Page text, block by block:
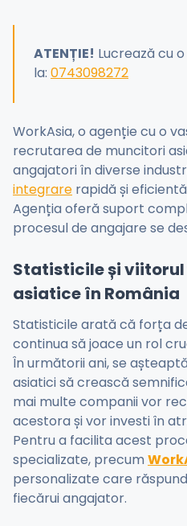
ATENȚIE! Lucrează cu
la: 0743098272
WorkAsia, o agenție cu o
recrutarea de muncitori
angajatori în diverse
integrare rapidă și
Agenția oferă suport
procesul de angajare se
Statisticile și
asiatice în România
Statisticile arată că forța
continua să joace un rol
În următorii ani, se
asiatici să crească
mai multe companii vor
acestora și vor investi în
Pentru a facilita acest
specializate, precum
personalizate care
fiecărui angajator.